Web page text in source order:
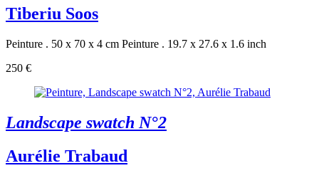
Tiberiu Soos
Peinture . 50 x 70 x 4 cm Peinture . 19.7 x 27.6 x 1.6 inch
250 €
Landscape swatch N°2
Aurélie Trabaud